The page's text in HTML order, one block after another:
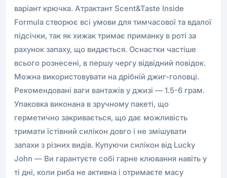
варіант крючка. Атрактант Scent&Taste Inside
Formula створює всі умови для тимчасової та вдалої
підсічки, так як хижак тримає приманку в роті за
рахунок запаху, що видається. Оснастки частіше
всього рознесені, в першу чергу відвідний повідок.
Можна використовувати на дрібній джиг-головці.
Рекомендовані ваги вантажів у джизі — 1.5-6 грам.
Упаковка виконана в зручному пакеті, що
герметично закривається, що дає можливість
тримати їстівний силікон довго і не змішувати
запахи з різних видів. Купуючи силікон від Lucky
John — Ви гарантуєте собі гарне клювання навіть у
ті дні, коли риба не активна і отримаєте масу